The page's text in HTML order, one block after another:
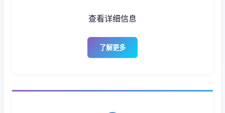
查看详细信息
了解更多